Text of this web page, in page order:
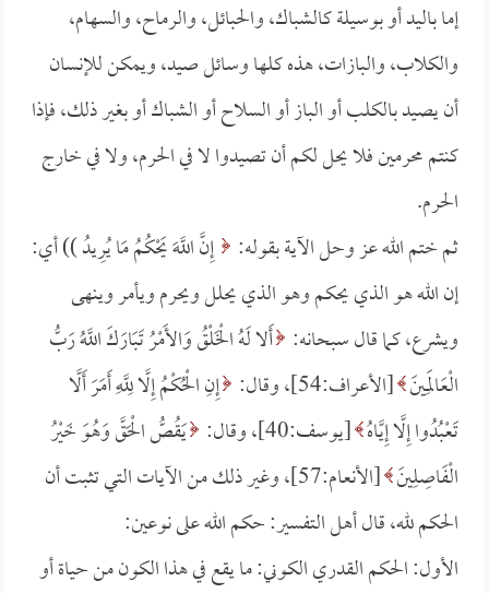
إما باليد أو بوسيلة كالشباك، والحبائل، والرماح، والسهام،
والكلاب، والبازات، هذه كلها وسائل صيد، ويمكن للإنسان
أن يصيد بالكلب أو الباز أو السلاح أو الشباك أو بغير ذلك، فإذا
كنتم محرمين فلا يحل لكم أن تصيدوا لا في الحرم، ولا في خارج
الحرم.
ثم ختم الله عز وحل الآية بقوله: إِنَّ اللَّهَ يَحْكُمُ مَا يُرِيدُ )) أي:
إن الله هو الذي يحكم وهو الذي يحلل ويحرم ويأمر وينهى
ويشرع، كما قال سبحانه: أَلا لَهُ الْخَلْقُ وَالأَمْرُ تَبَارَكَ اللَّهُ رَبُّ
الْعَالَمِينَ [الأعراف:54]، وقال:
إِنِ الْحُكْمُ إِلَّا لِلَّهِ أَمَرَ أَلَّا
تَعْبُدُوا إِلَّا إِيَّاهُ [يوسف:40]، وقال:
يَقُصُّ الْحَقَّ وَهُوَ خَيْرُ
الْفَاصِلِينَ
[الأنعام:57]، وغير ذلك من الآيات التي تثبت أن
الحكم لله، قال أهل التفسير: حكم الله على نوعين:
الأول: الحكم القدري الكوني: ما يقع في هذا الكون من حياة أو